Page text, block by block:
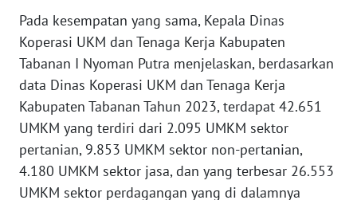
Pada kesempatan yang sama, Kepala Dinas
Koperasi UKM dan Tenaga Kerja Kabupaten
Tabanan I Nyoman Putra menjelaskan, berdasarkan
data Dinas Koperasi UKM dan Tenaga Kerja
Kabupaten Tabanan Tahun 2023, terdapat 42.651
UMKM yang terdiri dari 2.095 UMKM sektor
pertanian, 9.853 UMKM sektor non-pertanian,
4.180 UMKM sektor jasa, dan yang terbesar 26.553
UMKM sektor perdagangan yang di dalamnya
WN
NTB
WN
SULTENG
WN